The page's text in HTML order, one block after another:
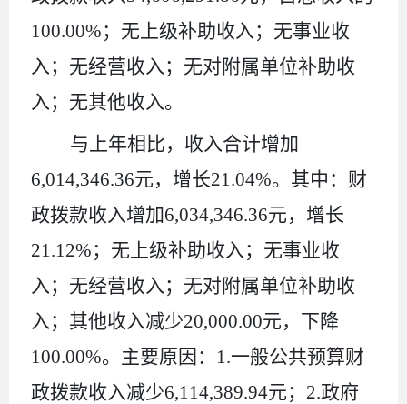
100.00%； 无 上级补助收入 ；无事业收
入；无经营收入； 无对附属单位补助收
入；无其他收入。
与上年相比， 收入合计增加
6,014,346.36元，增长21.04%。其中： 财
政拨款收入增加6,034,346.36元，增长
21.12%；无 上级补助收入 ；无事业收
入；无经营收入； 无对附属单位补助收
入； 其他收入减少20,000.00元，下降
100.00%。主要原因 ： 1.一般公共预算财
政拨款收入减少6,114,389.94元； 2.政府